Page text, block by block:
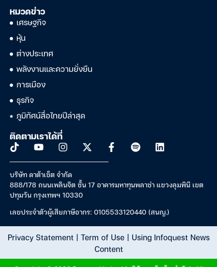
หมวดข่าว
เศรษฐกิจ
หุ้น
ต่างประเทศ
พลังงานและความยั่งยืน
การเมือง
ธุรกิจ
ภูมิทัศน์สื่อไทยปีล่าสุด
ติดตามเราได้ที่
บริษัท ดาต้าเซ็ต จำกัด
888/178 ถนนเพลินจิต ชั้น 17 อาคารมหาทุนพลาซ่า แขวงลุมพินี เขต
ปทุมวัน กรุงเทพฯ 10330
เลขประจำตัวผู้เสียภาษีอากร: 0105533120440 (สนญ.)
Privacy Statement| Term of Use| Using Infoquest News
Content